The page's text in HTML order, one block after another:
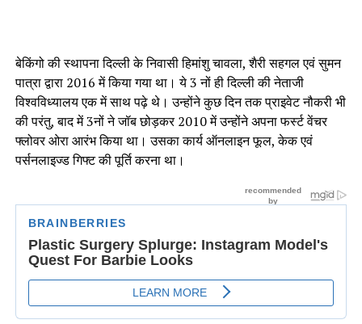
बेकिंगो की स्‍थापना दिल्‍ली के निवासी हिमांशु चावला, शैरी सहगल एवं सुमन
पात्रा द्वारा 2016 में किया गया था। ये 3 नों ही दिल्‍ली की नेताजी
विश्वविध्यालय एक में साथ पढ़े थे। उन्होंने कुछ दिन तक प्राइवेट नौकरी भी
की परंतु, बाद में 3नों ने जॉब छोड़कर 2010 में उन्होंने अपना फर्स्ट वेंचर
फ्लोवर ओरा आरंभ किया था। उसका कार्य ऑनलाइन फूल, केक एवं
पर्सनलाइज्‍ड गिफ्ट की पूर्ति करना था।